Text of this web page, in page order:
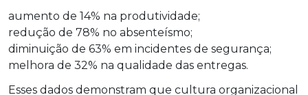
aumento de 14% na produtividade;
redução de 78% no absenteísmo;
diminuição de 63% em incidentes de segurança;
melhora de 32% na qualidade das entregas.
Esses dados demonstram que cultura organizacional